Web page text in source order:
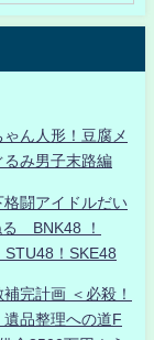
ん人形！豆腐メ
るみ男子末路編
闘アイドルだい
BNK48 ！
！SKE48
完計画 ＜必殺！
品整理への道F